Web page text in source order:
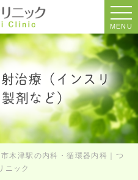
MENU
治療（インスリ
剤など）
木津駅の内科・循環器内科｜つ
ニック